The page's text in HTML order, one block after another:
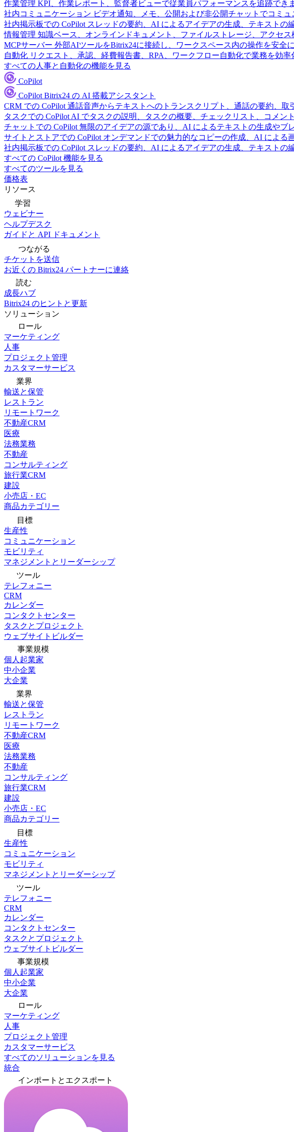
作業管理 KPI、作業レポート、監督者ビューで従業員パフォーマンスを追跡でき
社内コミュニケーション ビデオ通知、メモ、公開および非公開チャットでコミ
社内掲示板での CoPilot スレッドの要約、AI によるアイデアの生成、テキスト
情報管理 知識ベース、オンラインドキュメント、ファイルストレージ、アクセ
MCPサーバー 外部AIツールをBitrix24に接続し、ワークスペース内の操作を安全
自動化 リクエスト、承認、経費報告書、RPA、ワークフロー自動化で業務を効率
すべての人事と自動化の機能を見る
CoPilot
CoPilot Bitrix24 の AI 搭載アシスタント
CRM での CoPilot 通話音声からテキストへのトランスクリプト、通話の要約、
タスクでの CoPilot AI でタスクの説明、タスクの概要、チェックリスト、コメン
チャットでの CoPilot 無限のアイデアの源であり、AI によるテキストの生成やブ
サイトとストアでの CoPilot オンデマンドでの魅力的なコピーの作成、AI による
社内掲示板での CoPilot スレッドの要約、AI によるアイデアの生成、テキスト
すべての CoPilot 機能を見る
すべてのツールを見る
価格表
リソース
学習
ウェビナー
ヘルプデスク
ガイドと API ドキュメント
つながる
チケットを送信
お近くの Bitrix24 パートナーに連絡
読む
成長ハブ
Bitrix24 のヒントと更新
ソリューション
ロール
マーケティング
人事
プロジェクト管理
カスタマーサービス
業界
輸送と保管
レストラン
リモートワーク
不動産CRM
医療
法務業務
不動産
コンサルティング
旅行業CRM
建設
小売店・EC
商品カテゴリー
目標
生産性
コミュニケーション
モビリティ
マネジメントとリーダーシップ
ツール
テレフォニー
CRM
カレンダー
コンタクトセンター
タスクとプロジェクト
ウェブサイトビルダー
事業規模
個人起業家
中小企業
大企業
業界
輸送と保管
レストラン
リモートワーク
不動産CRM
医療
法務業務
不動産
コンサルティング
旅行業CRM
建設
小売店・EC
商品カテゴリー
目標
生産性
コミュニケーション
モビリティ
マネジメントとリーダーシップ
ツール
テレフォニー
CRM
カレンダー
コンタクトセンター
タスクとプロジェクト
ウェブサイトビルダー
事業規模
個人起業家
中小企業
大企業
ロール
マーケティング
人事
プロジェクト管理
カスタマーサービス
すべてのソリューションを見る
統合
インポートとエクスポート